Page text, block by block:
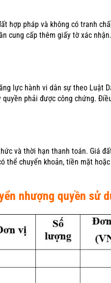
hợp pháp và không có tranh
cung cấp thêm giấy tờ xác
lực hành vi dân sự theo Luật
phải được công chứng.
và thời hạn thanh toán. Giá
chuyển khoản, tiền mặt
nhượng quyền sử